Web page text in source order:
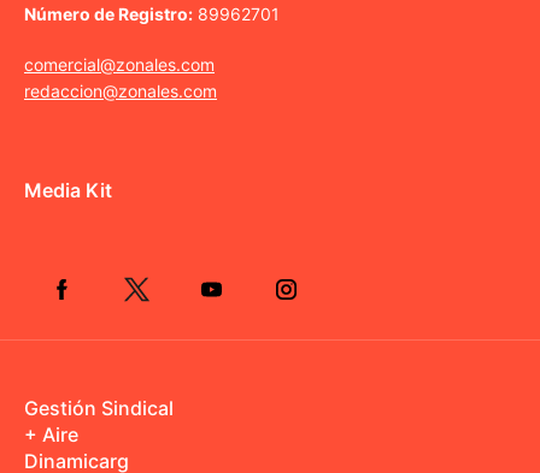
Número de Registro: 89962701
comercial@zonales.com
redaccion@zonales.com
Media Kit
Gestión Sindical
+ Aire
Dinamicarg